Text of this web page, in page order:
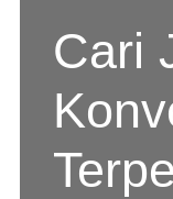
Cari